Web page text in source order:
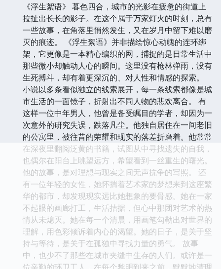
《浮生絮语》 暮色四合，城市的光影在疲惫的街道上
拉扯出长长的影子。在这个属于万家灯火的时刻，总有
一些故事，在角落里悄然发生，又在岁月中留下难以磨
灭的痕迹。 《浮生絮语》并非描绘惊心动魄的连环绑
架，它更像是一本精心编织的网，捕捉的是日常生活中
那些微小却触动人心的瞬间。这里没有枪林弹雨，没有
生死搏斗，却有着更深沉的、对人性和情感的探索。
小说以多条看似独立的线索展开，每一条线索都像是城
市生活的一面镜子，折射出不同人物的悲欢离合。 有
这样一位中年男人，他曾是备受瞩目的学者，却因为一
次意外的研究失误，跌落凡尘。他独自居住在一间老旧
的公寓里，被往昔的荣耀和现实的落差折磨着。他常常
在深夜里翻阅泛黄的书籍，试图从中寻找遗失的自我，
也偶尔在阳台上眺望远方，希望看到一丝重生的曙光。
他的故事，是对理想与现实之间无声抗争的写照。 还
有一位年轻的女性，她怀揣着艺术家的梦想来到这座繁
华的都市，却发现现实远比她想象的要骨感。她在一家
不起眼的画廊打工，生活拮据，但心中那团对艺术的热
情从未熄灭。她在每一个清晨，用画笔勾勒出对世界的
理解，用色彩倾诉着内心的渴望。她的日子，是关于坚
持与等待，是关于在孤独中寻找力量的勇气。 故事
中，也少不了那些在城市夹缝中生存的人们。或许是一